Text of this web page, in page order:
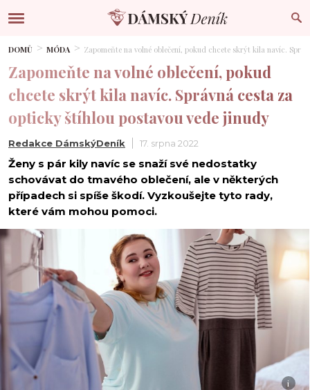
DOMŮ MÓDA Zapomeňte na volné oblečení, pokud chcete skrýt kila navíc.
Zapomeňte na volné oblečení, pokud
chcete skrýt kila navíc. Správná cesta za
opticky štíhlou postavou vede jinudy
Redakce DámskýDeník 17. srpna 2022
Ženy s pár kily navíc se snaží své nedostatky
schovávat do tmavého oblečení, ale v některých
případech si spíše škodí. Vyzkoušejte tyto rady,
které vám mohou pomoci.
i